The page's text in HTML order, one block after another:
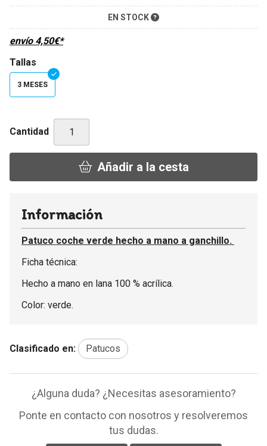
EN STOCK
envío 4,50€*
Tallas
3 MESES
Cantidad
Añadir a la cesta
Información
Patuco coche verde hecho a mano a ganchillo.
Ficha técnica:
Hecho a mano en lana 100 % acrílica.
Color: verde.
Clasificado en: Patucos
¿Alguna duda? ¿Necesitas asesoramiento?
Ponte en contacto con nosotros y resolveremos
tus dudas.